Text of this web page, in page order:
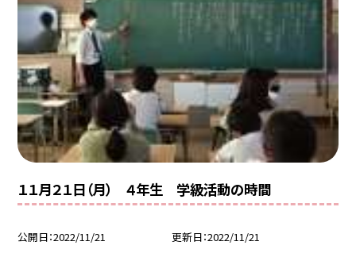
１１月２１日（月） ４年生 学級活動の時間
公開日 2022/11/21 更新日 2022/11/21